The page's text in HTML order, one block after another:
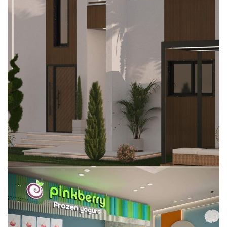
تصميم فيلا بتصميم معماري وتصميم
إنشائي محترف
انشائي داخلي